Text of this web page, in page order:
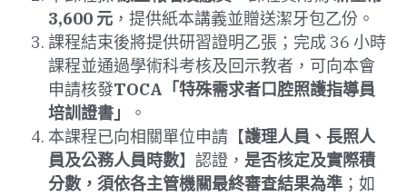
3,600 元，提供紙本講義並贈送潔牙包乙份。
課程結束後將提供研習證明乙張；完成 36 小時
課程並通過學術科考核及回示教者，可向本會
申請核發TOCA「特殊需求者口腔照護指導員
培訓證書」
。
本課程已向相關單位申請【護理人員、長照人
員及公務人員時數】認證， 是否核定及實際積
分數，須依各主管機關最終審查結果為準；如